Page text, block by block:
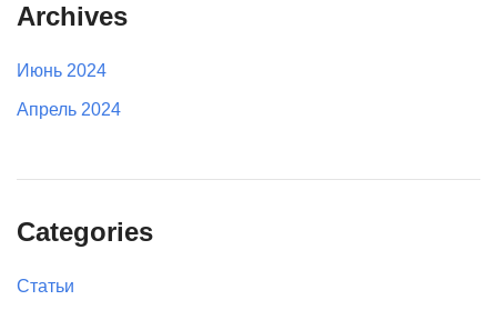
Archives
Июнь 2024
Апрель 2024
Categories
Статьи